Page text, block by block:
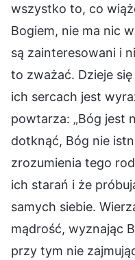
wszystko to, co
Bogiem, nie ma nic
są zainteresowani i
to zważać. Dzieje
ich sercach jest
powtarza: „Bóg jest
dotknąć, Bóg nie
zrozumienia tego
ich starań i że
samych siebie.
mądrość, wyznając
przy tym nie